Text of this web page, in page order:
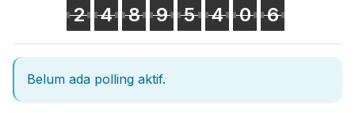
2 4 8 9 5 4 0 6
Belum ada polling aktif.